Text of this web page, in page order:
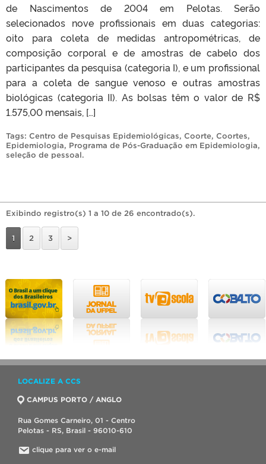
de Nascimentos de 2004 em Pelotas. Serão
selecionados nove profissionais em duas categorias:
oito para coleta de medidas antropométricas, de
composição corporal e de amostras de cabelo dos
participantes da pesquisa (categoria I), e um profissional
para a coleta de sangue venoso e outras amostras
biológicas (categoria II). As bolsas têm o valor de R$
1.575,00 mensais, […]
Tags: Centro de Pesquisas Epidemiológicas, Coorte, Coortes,
Epidemiologia, Programa de Pós-Graduação em Epidemiologia,
seleção de pessoal.
Exibindo registro(s) 1 a 10 de 26 encontrado(s).
1 2 3 >
LOCALIZE A CCS
CAMPUS PORTO / ANGLO
Rua Gomes Carneiro, 01 - Centro
Pelotas - RS, Brasil - 96010-610
clique para ver o e-mail